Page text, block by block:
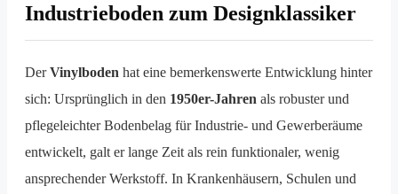
Industrieboden zum Designklassiker
DerVinylboden hat eine bemerkenswerte Entwicklung hinter
sich: Ursprünglich in den 1950er-Jahren als robuster und
pflegeleichter Bodenbelag für Industrie- und Gewerberäume
entwickelt, galt er lange Zeit als rein funktionaler, wenig
ansprechender Werkstoff. In Krankenhäusern, Schulen und